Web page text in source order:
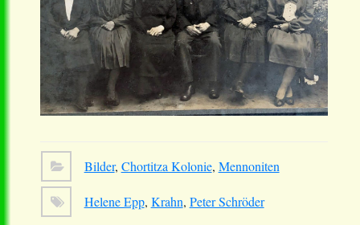
Bilder, Chortitza Kolonie, Mennoniten
Helene Epp, Krahn, Peter Schröder